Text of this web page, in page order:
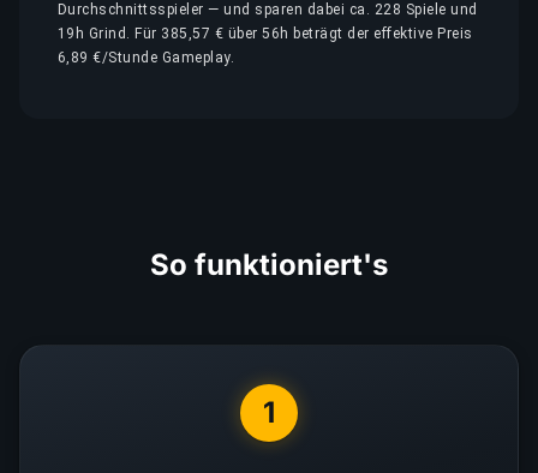
Durchschnittsspieler — und sparen dabei ca. 228 Spiele und
19h Grind. Für 385,57 € über 56h beträgt der effektive Preis
6,89 €/Stunde Gameplay.
So funktioniert's
1